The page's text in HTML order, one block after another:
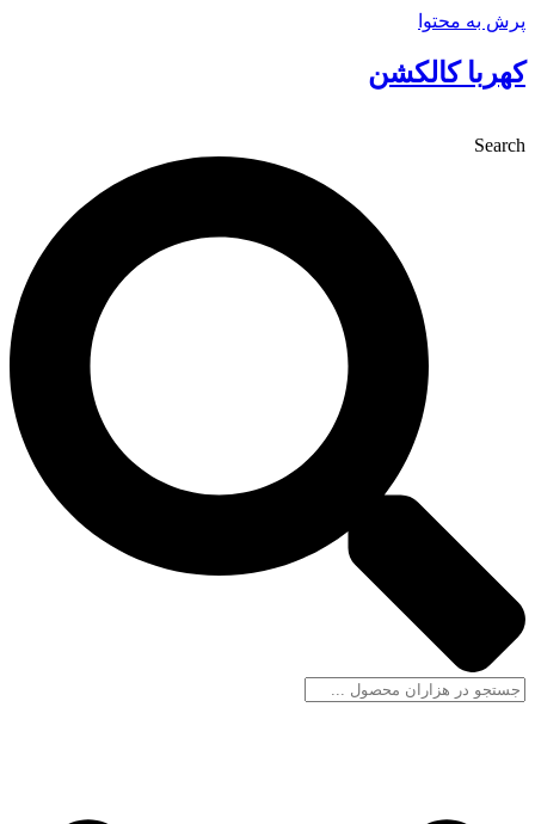
پرش به محتوا
کهربا کالکشن
Search